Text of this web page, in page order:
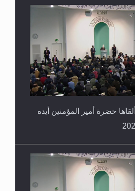
السنة ومهيمنٌ عليها.. ليس
حضرة أمير المؤمنين أيده